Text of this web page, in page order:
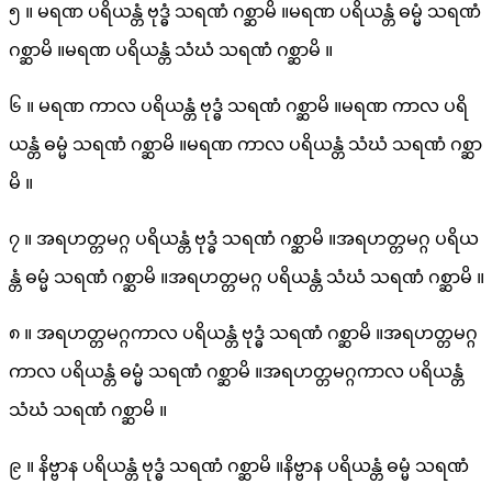
၅ ။ မရဏ ပရိယန္တံ ဗုဒ္ဓံ သရဏံ ဂစ္ဆာမိ ။မရဏ ပရိယန္တံ ဓမ္မံ သရဏံ
ဂစ္ဆာမိ ။မရဏ ပရိယန္တံ သံဃံ သရဏံ ဂစ္ဆာမိ ။
၆ ။ မရဏ ကာလ ပရိယန္တံ ဗုဒ္ဓံ သရဏံ ဂစ္ဆာမိ ။မရဏ ကာလ ပရိ
ယန္တံ ဓမ္မံ သရဏံ ဂစ္ဆာမိ ။မရဏ ကာလ ပရိယန္တံ သံဃံ သရဏံ ဂစ္ဆာ
မိ ။
၇ ။ အရဟတ္တမဂ္ဂ ပရိယန္တံ ဗုဒ္ဓံ သရဏံ ဂစ္ဆာမိ ။အရဟတ္တမဂ္ဂ ပရိယ
န္တံ ဓမ္မံ သရဏံ ဂစ္ဆာမိ ။အရဟတ္တမဂ္ဂ ပရိယန္တံ သံဃံ သရဏံ ဂစ္ဆာမိ ။
၈ ။ အရဟတ္တမဂ္ဂကာလ ပရိယန္တံ ဗုဒ္ဓံ သရဏံ ဂစ္ဆာမိ ။အရဟတ္တမဂ္ဂ
ကာလ ပရိယန္တံ ဓမ္မံ သရဏံ ဂစ္ဆာမိ ။အရဟတ္တမဂ္ဂကာလ ပရိယန္တံ
သံဃံ သရဏံ ဂစ္ဆာမိ ။
၉ ။ နိဗ္ဗာန ပရိယန္တံ ဗုဒ္ဓံ သရဏံ ဂစ္ဆာမိ ။နိဗ္ဗာန ပရိယန္တံ ဓမ္မံ သရဏံ